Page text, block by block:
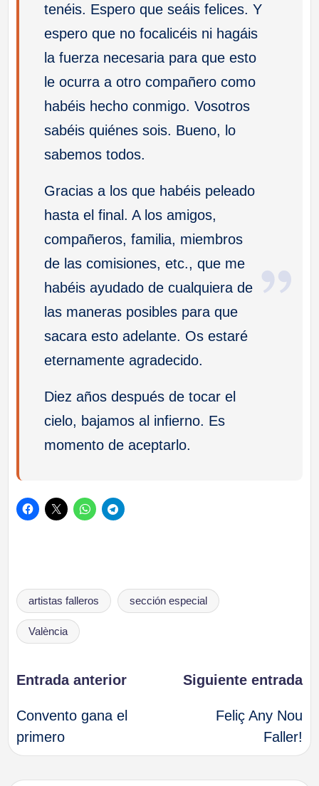
tenéis. Espero que seáis felices. Y
espero que no focalicéis ni hagáis
la fuerza necesaria para que esto
le ocurra a otro compañero como
habéis hecho conmigo. Vosotros
sabéis quiénes sois. Bueno, lo
sabemos todos.
Gracias a los que habéis peleado
hasta el final. A los amigos,
compañeros, familia, miembros
de las comisiones, etc., que me
habéis ayudado de cualquiera de
las maneras posibles para que
sacara esto adelante. Os estaré
eternamente agradecido.
Diez años después de tocar el
cielo, bajamos al infierno. Es
momento de aceptarlo.
Etiquetas:
artistas falleros sección especial
València
Navegación
de
entradas
Entrada anterior
Convento gana el
primero
Siguiente entrada
Feliç Any Nou
Faller!